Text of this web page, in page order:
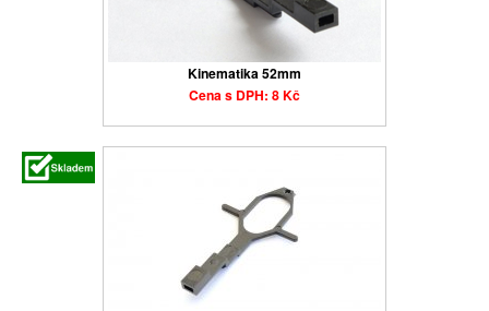
Kinematika 52mm
Cena s DPH: 8 Kč